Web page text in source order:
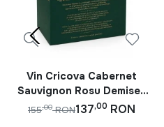
Vin Cricova Cabernet
Sauvignon Rosu Demisec
Bag In Box 10L
137,00 RON
155,00 RON